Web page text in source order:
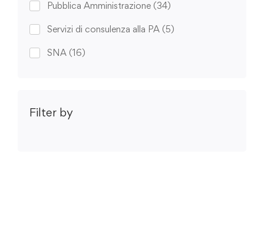
Pubblica Amministrazione (34)
Servizi di consulenza alla PA (5)
SNA (16)
Filter by